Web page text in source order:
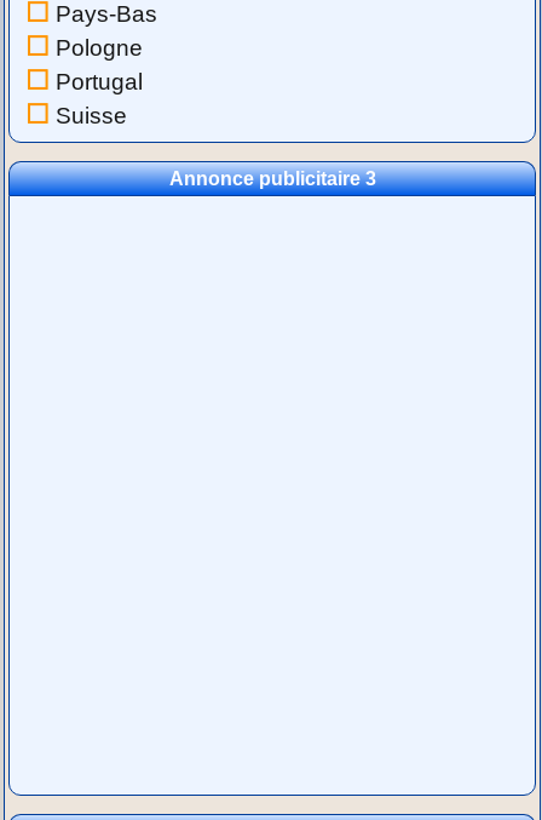
Pays-Bas
Pologne
Portugal
Suisse
Annonce publicitaire 3